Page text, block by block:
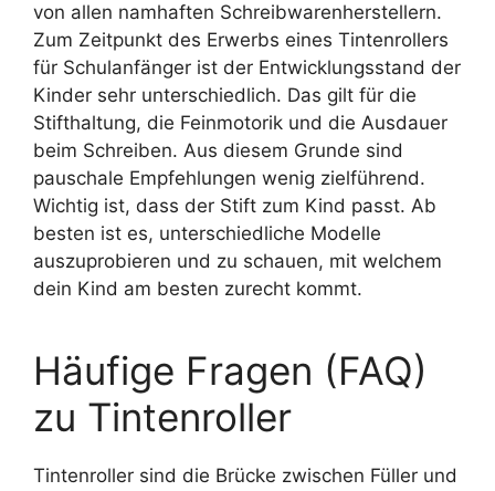
von allen namhaften Schreibwarenherstellern.
Zum Zeitpunkt des Erwerbs eines Tintenrollers
für Schulanfänger ist der Entwicklungsstand der
Kinder sehr unterschiedlich. Das gilt für die
Stifthaltung, die Feinmotorik und die Ausdauer
beim Schreiben. Aus diesem Grunde sind
pauschale Empfehlungen wenig zielführend.
Wichtig ist, dass der Stift zum Kind passt. Ab
besten ist es, unterschiedliche Modelle
auszuprobieren und zu schauen, mit welchem
dein Kind am besten zurecht kommt.
Häufige Fragen (FAQ)
zu Tintenroller
Tintenroller sind die Brücke zwischen Füller und